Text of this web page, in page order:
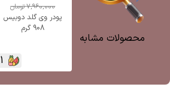
محصولات مشابه
پودر وی گلد دوبیس
908 گرم
7,960,000تومان
1